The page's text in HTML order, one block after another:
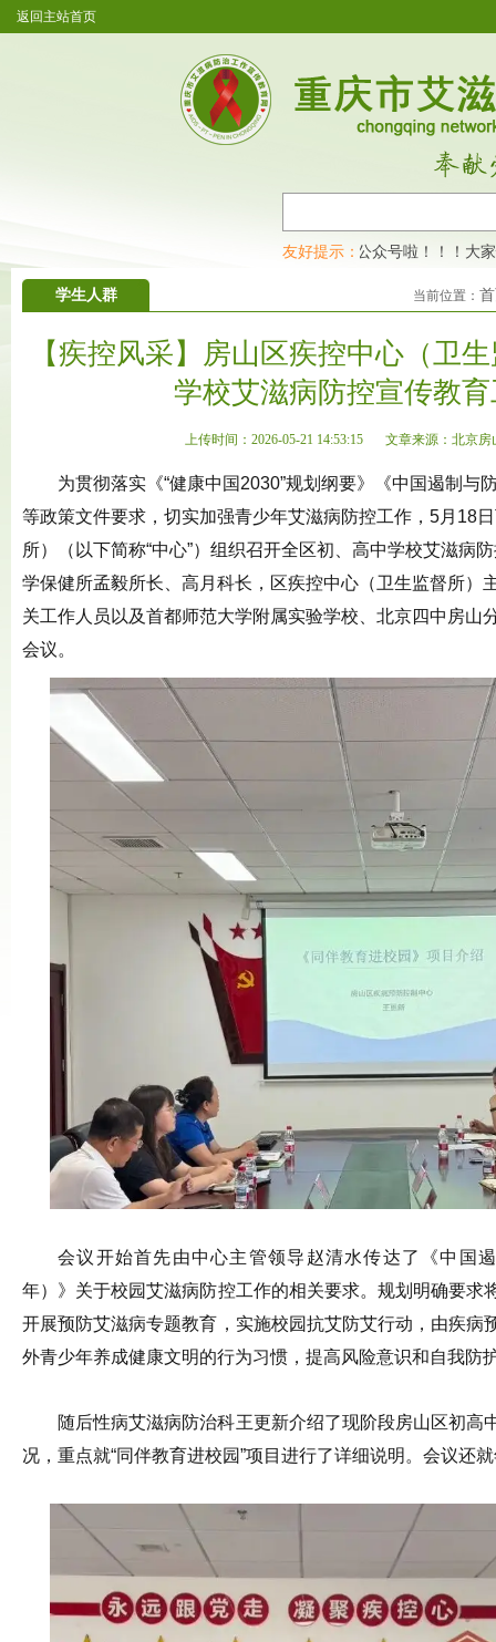
返回主站首页
友好提示：
重庆市艾滋病防治工作宣传教育网开通公众号啦！！！大家
学生人群 当前位置：
【疾控风采】房山区疾控中心（卫
学校艾滋病防控宣传教
上传时间：2026-05-21 14:53:15 文章来源：北京房
为贯彻落实《“健康中国2030”规划纲要》《中国遏制与
等政策文件要求，切实加强青少年艾滋病防控工作，5月18
所）
（以下简称“中心”） 组织召开全区初
高中学校艾滋病
学保健所孟毅所长、高月科长 ， 区疾控中心（卫生监督所）
关工作人员 以及首都师范大学附属实验学校、北京四中房山
会议。
会议开始首先由中心主管领导 赵清水传达了《中国
年）》关于校园艾滋病防控工作的相关要求。规划明确要求
开展预防艾滋病专题教育，实施校园抗艾防艾行动，由疾病
外青少年养成健康文明的行为习惯，提高风险意识和自我防
随后性病艾滋病防治科王更新介绍了现阶段房山区初高
况，重点就“同伴教育进校园”项目进行了详细说明。会议还